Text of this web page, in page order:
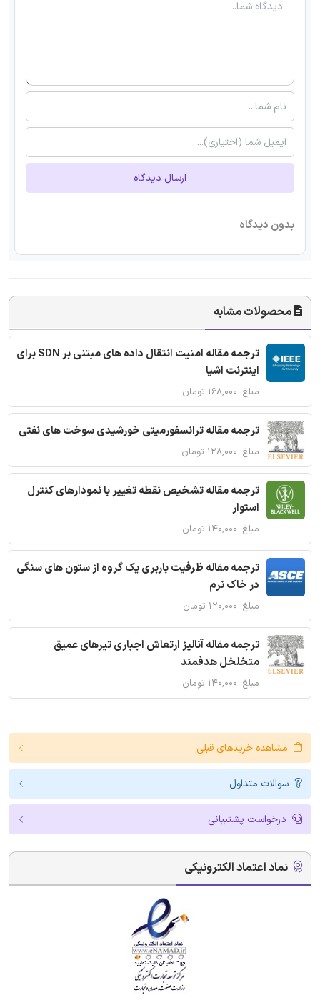
ارسال دیدگاه
بدون دیدگاه
محصولات مشابه
ترجمه مقاله امنیت انتقال داده های مبتنی بر SDN برای
اینترنت اشیا
مبلغ: ۱۶۸,۰۰۰ تومان
ترجمه مقاله ترانسفورمیتی خورشیدی سوخت های نفتی
مبلغ: ۱۲۸,۰۰۰ تومان
ترجمه مقاله تشخیص نقطه تغییر با نمودارهای کنترل
استوار
مبلغ: ۱۴۰,۰۰۰ تومان
ترجمه مقاله ظرفیت باربری یک گروه از ستون های سنگی
در خاک نرم
مبلغ: ۱۲۰,۰۰۰ تومان
ترجمه مقاله آنالیز ارتعاش اجباری تیرهای عمیق
متخلخل هدفمند
مبلغ: ۱۴۰,۰۰۰ تومان
مشاهده خریدهای قبلی
سوالات متداول
درخواست پشتیبانی
نماد اعتماد الکترونیکی